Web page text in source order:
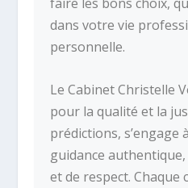
dans votre vie
personnelle.
Le Cabinet Christelle
pour la qualité et la
prédictions, s’engage
guidance
et de respect.